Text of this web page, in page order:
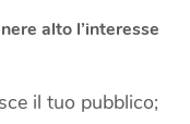
alto l’interesse
il tuo pubblico;